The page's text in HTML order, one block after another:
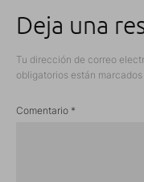
Deja una
Tu dirección de correo
obligatorios están
Comentario *